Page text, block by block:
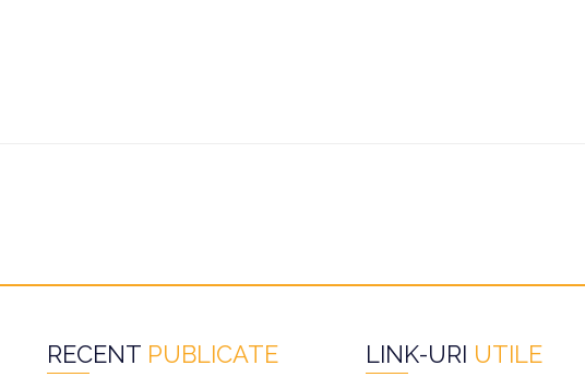
RECENT PUBLICATE LINK-URI UTILE